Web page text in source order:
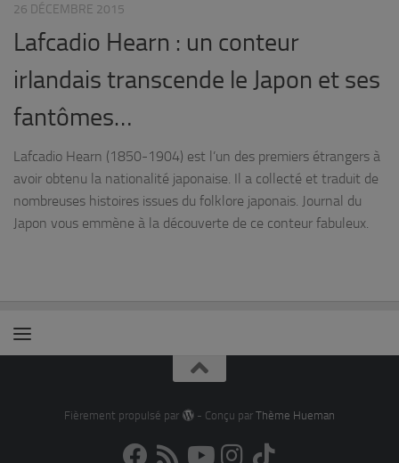
26 DÉCEMBRE 2015
Lafcadio Hearn : un conteur
irlandais transcende le Japon et ses
fantômes…
Lafcadio Hearn (1850-1904) est l’un des premiers étrangers à
avoir obtenu la nationalité japonaise. Il a collecté et traduit de
nombreuses histoires issues du folklore japonais. Journal du
Japon vous emmène à la découverte de ce conteur fabuleux.
Fièrement propulsé par - Conçu par Thème Hueman